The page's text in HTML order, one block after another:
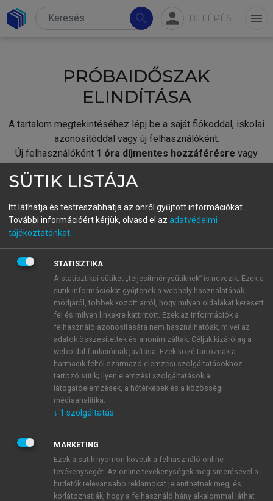
search person BELÉPÉS menu
PRÓBAIDŐSZAK
ELINDÍTÁSA
A tartalom megtekintéséhez lépj be a saját fiókoddal, iskolai
azonosítóddal vagy új felhasználóként.
Új felhasználóként 1 óra díjmentes hozzáférésre vagy
fiókoddal,vagy hozz létre új fiókot.
A regisztráció után apróbaidőszakautomatikusan
BELÉPÉS SAJÁT FIÓKKAL
ÚJ FIÓK LÉTREHOZÁSA
1 óra díjmentes hozzáférés
E-MAIL-CÍM
JELSZÓ
JELSZÓ ÚJRA
SÜTIK LISTÁJA
Itt láthatja és testreszabhatja az önről gyűjtött információkat.
További információért kérjük, olvasd el az adatvédelmi
tájékoztatónkat
STATISZTIKA
A statisztikai sütiket „teljesítménysütiknek” is nevezik. Ezek a
sütik információkat gyűjtenek a webhely használatának
módjáról, többek között arról, hogy milyen oldalakat keresett
fel és milyen linkekre kattintott. Ezek az információk a
felhasználó azonosítására nem használhatóak, mivel az
adatok összesítettek és anonimizáltak. Céljuk kizárólag a
weboldal funkcióinak javítása. Ezek közé tartoznak a
harmadik féltől származó elemzési szolgáltatásokhoz
tartozó sütik; ilyen elemzési szolgáltatások a
látogatóelemzések, a hőtérképek és a közösségi
médiaanalitika.
↓ 1 szolgáltatás
MARKETING
Ezek a sütik nyomon követik a felhasználó online
tevékenységét. Az online tevékenységek megismerésével a
hirdetők relevánsabb reklámokat jeleníthetnek meg, és
korlátozhatják, hogy a felhasználó hány alkalommal láthat